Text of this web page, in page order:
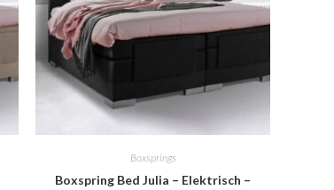
Boxsprings
Boxspring Bed Julia – Elektrisch –